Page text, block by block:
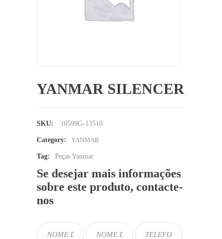
YANMAR SILENCER
SKU: 10599G-13510
Category: YANMAR
Tag: Peças Yanmar
Se desejar mais informações
sobre este produto, contacte-
nos